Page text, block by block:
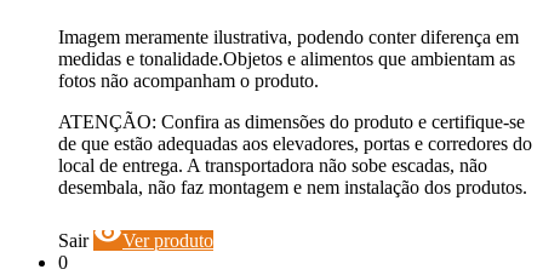
Imagem meramente ilustrativa, podendo conter diferença em
medidas e tonalidade.Objetos e alimentos que ambientam as
fotos não acompanham o produto.
ATENÇÃO: Confira as dimensões do produto e certifique-se
de que estão adequadas aos elevadores, portas e corredores do
local de entrega. A transportadora não sobe escadas, não
desembala, não faz montagem e nem instalação dos produtos.
Sair visibilityVer produto
0